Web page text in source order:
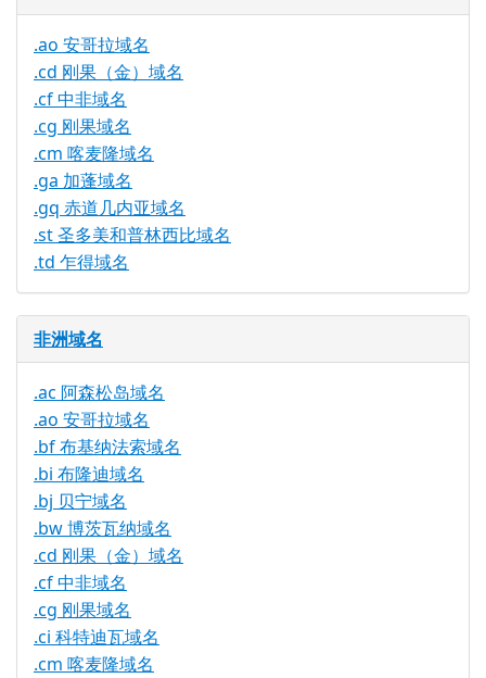
.ao 安哥拉域名
.cd 刚果（金）域名
.cf 中非域名
.cg 刚果域名
.cm 喀麦隆域名
.ga 加蓬域名
.gq 赤道几内亚域名
.st 圣多美和普林西比域名
.td 乍得域名
非洲域名
.ac 阿森松岛域名
.ao 安哥拉域名
.bf 布基纳法索域名
.bi 布隆迪域名
.bj 贝宁域名
.bw 博茨瓦纳域名
.cd 刚果（金）域名
.cf 中非域名
.cg 刚果域名
.ci 科特迪瓦域名
.cm 喀麦隆域名